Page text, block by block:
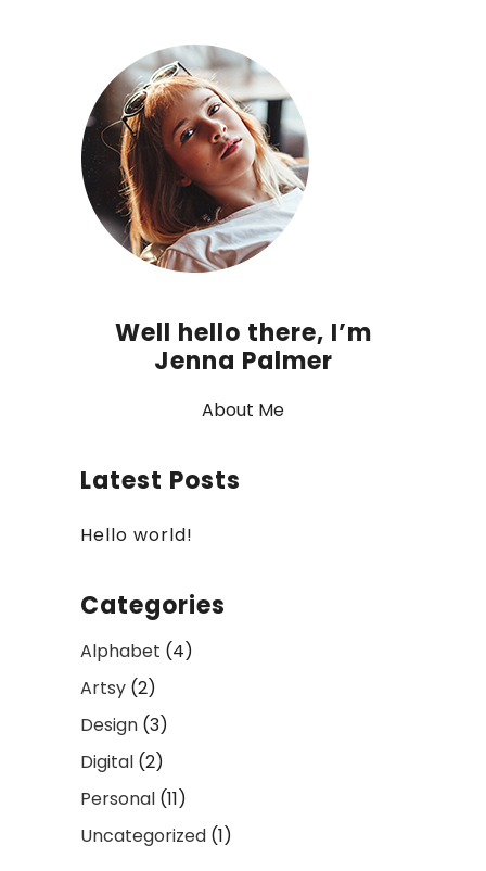
Well hello there, I’m
Jenna Palmer
About Me
Latest Posts
Hello world!
Categories
Alphabet (4)
Artsy (2)
Design (3)
Digital (2)
Personal (11)
Uncategorized (1)